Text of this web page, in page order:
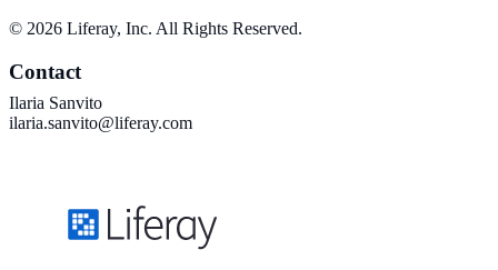
© 2026 Liferay, Inc. All Rights Reserved.
Contact
Ilaria Sanvito
ilaria.sanvito@liferay.com